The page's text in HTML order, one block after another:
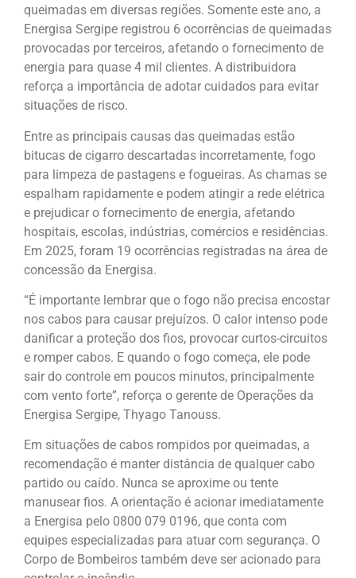
queimadas em diversas regiões. Somente este ano, a
Energisa Sergipe registrou 6 ocorrências de queimadas
provocadas por terceiros, afetando o fornecimento de
energia para quase 4 mil clientes. A distribuidora
reforça a importância de adotar cuidados para evitar
situações de risco.
Entre as principais causas das queimadas estão
bitucas de cigarro descartadas incorretamente, fogo
para limpeza de pastagens e fogueiras. As chamas se
espalham rapidamente e podem atingir a rede elétrica
e prejudicar o fornecimento de energia, afetando
hospitais, escolas, indústrias, comércios e residências.
Em 2025, foram 19 ocorrências registradas na área de
concessão da Energisa.
“É importante lembrar que o fogo não precisa encostar
nos cabos para causar prejuízos. O calor intenso pode
danificar a proteção dos fios, provocar curtos-circuitos
e romper cabos. E quando o fogo começa, ele pode
sair do controle em poucos minutos, principalmente
com vento forte”, reforça o gerente de Operações da
Energisa Sergipe, Thyago Tanouss.
Em situações de cabos rompidos por queimadas, a
recomendação é manter distância de qualquer cabo
partido ou caído. Nunca se aproxime ou tente
manusear fios. A orientação é acionar imediatamente
a Energisa pelo 0800 079 0196, que conta com
equipes especializadas para atuar com segurança. O
Corpo de Bombeiros também deve ser acionado para